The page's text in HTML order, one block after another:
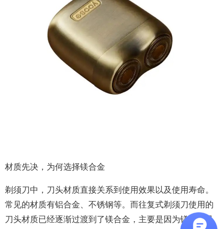
材质先决，为何选择镁合金
剃须刀中，刀头材质直接关系到使用效果以及使用寿命。
常见的材质有铝合金、不锈钢等。而往复式剃须刀使用的
刀头材质已经逐渐过渡到了镁合金，主要是因为镁合金具